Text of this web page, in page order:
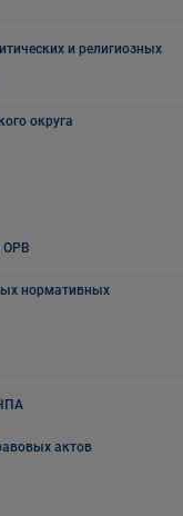
и религиозных
округа
ОРВ
нормативных
актов